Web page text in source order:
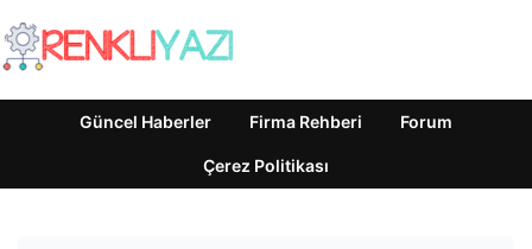
Güncel Haberler Firma Rehberi Forum
Çerez Politikası